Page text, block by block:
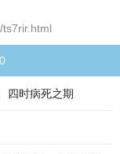
四时病死之期